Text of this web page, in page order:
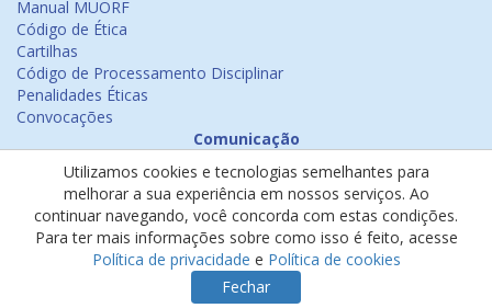
Manual MUORF
Código de Ética
Cartilhas
Código de Processamento Disciplinar
Penalidades Éticas
Convocações
Comunicação
Emissão de Certificados
Psicologia na Mídia
Ouvidoria
Política de cookies
Política de privacidade
Utilizamos cookies e tecnologias semelhantes para
melhorar a sua experiência em nossos serviços. Ao
continuar navegando, você concorda com estas condições.
Para ter mais informações sobre como isso é feito, acesse
Política de privacidade e Política de cookies
Fechar